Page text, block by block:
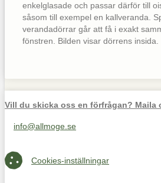
enkelglasade och passar därför till
såsom till exempel en kallveranda.
verandadörrar går att få i exakt
fönstren. Bilden visar dörrens insida.
Vill du skicka oss en förfrågan? Maila
Maila oss på info@allmoge.se
info@allmoge.se
Cookies-inställningar
Cookies-inställningar